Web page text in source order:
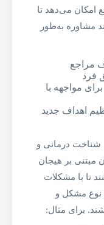
امکان می‌دهد تا
مشاوره به‌طور
مراجع
فرد
مواجهه با
اهداف جدید
شناخت درمانی و
مبتنی بر هیجان
تا با مشکلات
نوع مشکل و
برای مثال: